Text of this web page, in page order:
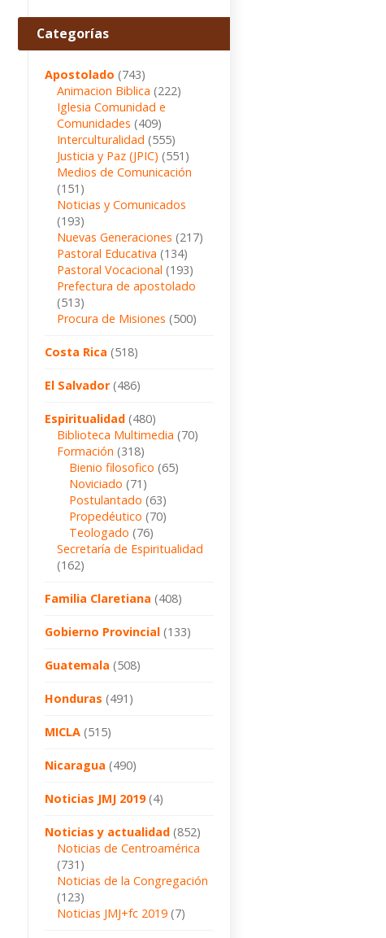
Categorías
Apostolado (743)
Animacion Biblica (222)
Iglesia Comunidad e
Comunidades (409)
Interculturalidad (555)
Justicia y Paz (JPIC) (551)
Medios de Comunicación
(151)
Noticias y Comunicados
(193)
Nuevas Generaciones (217)
Pastoral Educativa (134)
Pastoral Vocacional (193)
Prefectura de apostolado
(513)
Procura de Misiones (500)
Costa Rica (518)
El Salvador(486)
Espiritualidad (480)
Biblioteca Multimedia (70)
Formación (318)
Bienio filosofico (65)
Noviciado (71)
Postulantado (63)
Propedéutico (70)
Teologado (76)
Secretaría de Espiritualidad
(162)
Familia Claretiana (408)
Gobierno Provincial (133)
Guatemala (508)
Honduras (491)
MICLA (515)
Nicaragua (490)
Noticias JMJ 2019(4)
Noticias y actualidad (852)
Noticias de Centroamérica
(731)
Noticias de la Congregación
(123)
Noticias JMJ+fc 2019 (7)